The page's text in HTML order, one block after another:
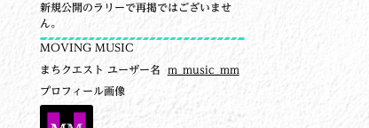
新規公開のラリーで再掲ではございませ
ん。
MOVING MUSIC
まちクエスト ユーザー名 m_music_mm
プロフィール画像